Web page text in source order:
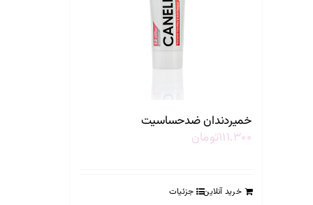
خمیردندان ضدحساسیت
۱۱۱.۳۰۰تومان
خرید آنلاین جزئیات